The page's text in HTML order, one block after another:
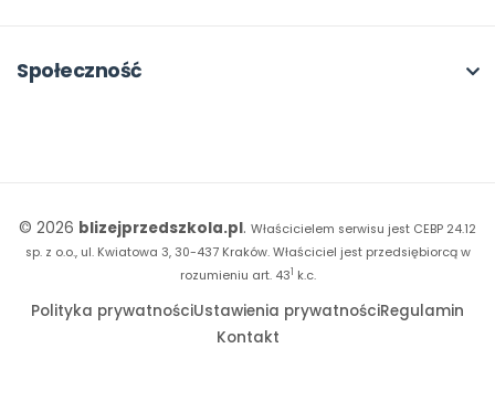
18. FORUM
Kiosk online
Kumpelkowo
Dookoła Polski
Sprintem do maratonu
Społeczność
Instagram
© 2026 blizejprzedszkola.pl. Właścicielem serwisu jest CEBP 24.12
sp. z o.o., ul. Kwiatowa 3, 30-437 Kraków.Właściciel jest przedsiębiorcą w
rozumieniu art. 431 k.c.
Polityka prywatnościUstawienia prywatnościRegulamin
Kontakt